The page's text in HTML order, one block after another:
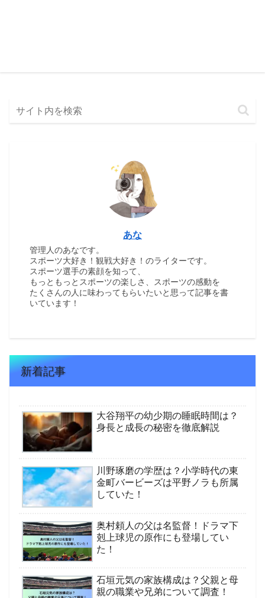
あな
管理人のあなです。
スポーツ大好き！観戦大好き！のライターです。
スポーツ選手の素顔を知って、
もっともっとスポーツの楽しさ、スポーツの感動を
たくさんの人に味わってもらいたいと思って記事を書
いています！
新着記事
大谷翔平の幼少期の睡眠時間は？
身長と成長の秘密を徹底解説
川野琢磨の学歴は？小学時代の東
金町バービーズは平野ノラも所属
していた！
奥村頼人の父は名監督！ドラマ下
剋上球児の原作にも登場してい
た！
石垣元気の家族構成は？父親と母
親の職業や兄弟について調査！